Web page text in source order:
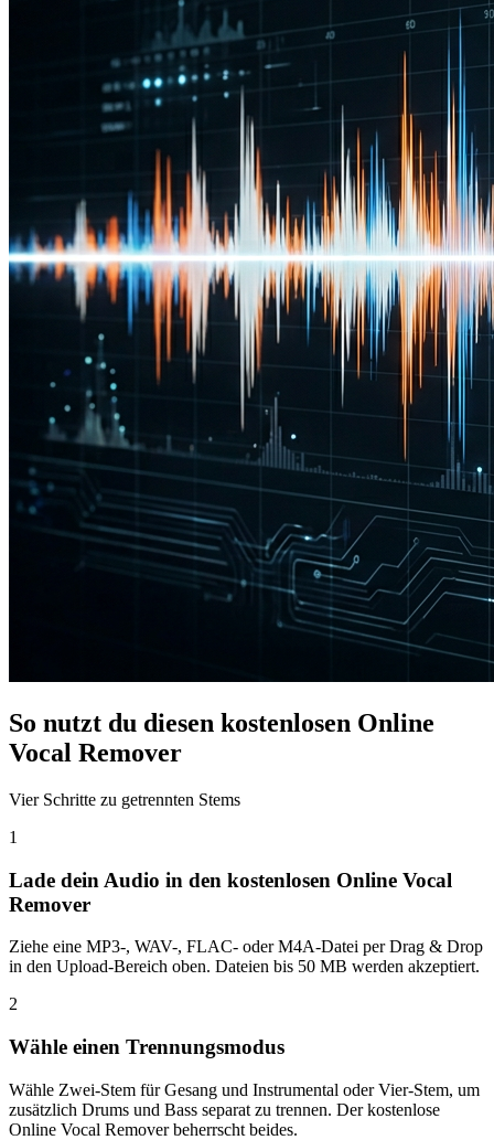
So nutzt du diesen kostenlosen Online
Vocal Remover
Vier Schritte zu getrennten Stems
1
Lade dein Audio in den kostenlosen Online Vocal
Remover
Ziehe eine MP3-, WAV-, FLAC- oder M4A-Datei per Drag & Drop
in den Upload-Bereich oben. Dateien bis 50 MB werden akzeptiert.
2
Wähle einen Trennungsmodus
Wähle Zwei-Stem für Gesang und Instrumental oder Vier-Stem, um
zusätzlich Drums und Bass separat zu trennen. Der kostenlose
Online Vocal Remover beherrscht beides.